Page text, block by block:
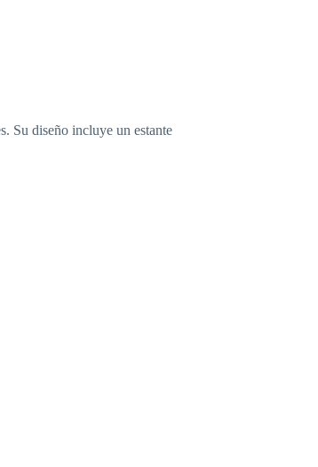
Su diseño incluye un estante